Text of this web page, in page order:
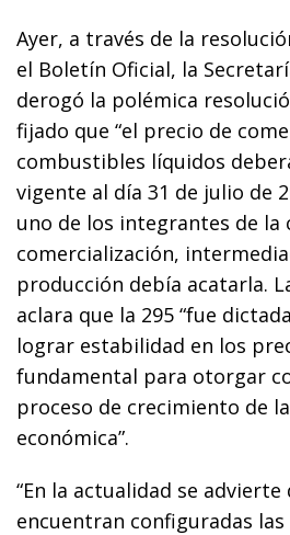
Ayer, a través de la
el Boletín Oficial, la
derogó la polémica
fijado que “el precio de
combustibles líquidos
vigente al día 31 de julio de
uno de los integrantes de la
comercialización,
producción debía acatarla.
aclara que la 295 “fue
lograr estabilidad en los
fundamental para otorgar
proceso de crecimiento de
económica”.
“En la actualidad se advierte
encuentran configuradas las